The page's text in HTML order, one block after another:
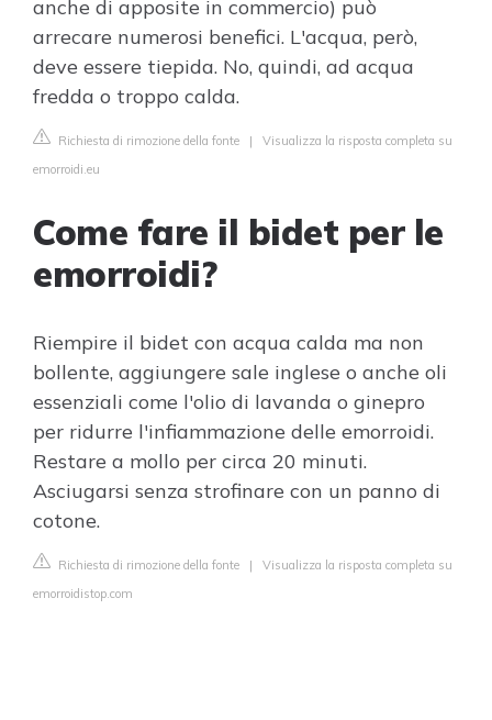
anche di apposite in commercio) può
arrecare numerosi benefici. L'acqua, però,
deve essere tiepida. No, quindi, ad acqua
fredda o troppo calda.
Richiesta di rimozione della fonte | Visualizza la risposta completa su
emorroidi.eu
Come fare il bidet per le
emorroidi?
Riempire il bidet con acqua calda ma non
bollente, aggiungere sale inglese o anche oli
essenziali come l'olio di lavanda o ginepro
per ridurre l'infiammazione delle emorroidi.
Restare a mollo per circa 20 minuti.
Asciugarsi senza strofinare con un panno di
cotone.
Richiesta di rimozione della fonte | Visualizza la risposta completa su
emorroidistop.com